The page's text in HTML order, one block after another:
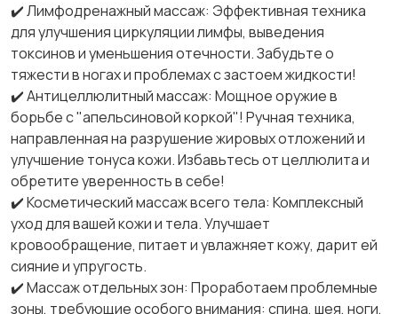
✔️ Лимфодренажный массаж: Эффективная техника
для улучшения циркуляции лимфы, выведения
токсинов и уменьшения отечности. Забудьте о
тяжести в ногах и проблемах с застоем жидкости!
✔️ Антицеллюлитный массаж: Мощное оружие в
борьбе с "апельсиновой коркой"! Ручная техника,
направленная на разрушение жировых отложений и
улучшение тонуса кожи. Избавьтесь от целлюлита и
обретите уверенность в себе!
✔️ Косметический массаж всего тела: Комплексный
уход для вашей кожи и тела. Улучшает
кровообращение, питает и увлажняет кожу, дарит ей
сияние и упругость.
✔️ Массаж отдельных зон: Проработаем проблемные
зоны, требующие особого внимания: спина, шея, ноги,